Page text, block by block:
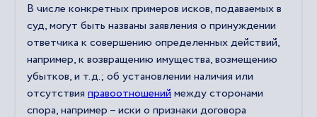
В числе конкретных примеров исков, подаваемых в
суд, могут быть названы заявления о принуждении
ответчика к совершению определенных действий,
например, к возвращению имущества, возмещению
убытков, и т.д.; об установлении наличия или
отсутствия правоотношениймежду сторонами
спора, например – иски о признаки договора